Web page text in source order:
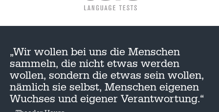
„Wir wollen bei uns die Menschen
sammeln, die nicht etwas werden
wollen, sondern die etwas sein wollen,
nämlich sie selbst, Menschen eigenen
Wuchses und eigener Verantwortung.“